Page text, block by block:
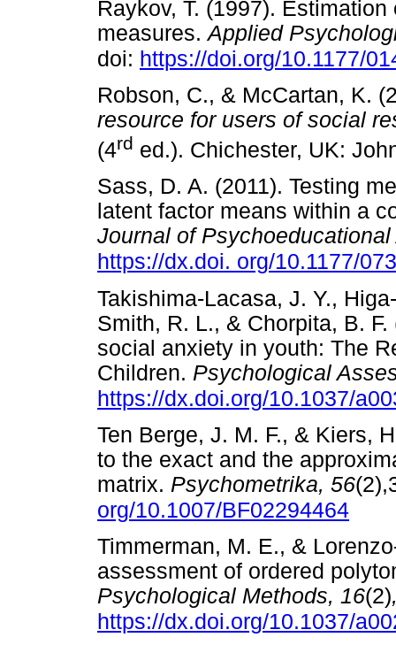
Raykov, T. (1997).
measures.Applied
doi: https://doi.org/10.1177/
Robson, C., & McCartan, K.
resource for users of social
(4rd ed.). Chichester, UK:
Sass, D. A. (2011). Testing
latent factor means within a
Journal of
https://dx.doi. org/10.1177/
Takishima-Lacasa, J. Y.,
Smith, R. L., & Chorpita, B.
social anxiety in youth: The
Children. Psychological
https://dx.doi.org/10.1037/
Ten Berge, J. M. F., & Kiers,
to the exact and the
matrix. Psychometrika, 56
org/10.1007/BF02294464
Timmerman, M. E., &
assessment of ordered
Psychological Methods, 16(2)
https://dx.doi.org/10.1037/